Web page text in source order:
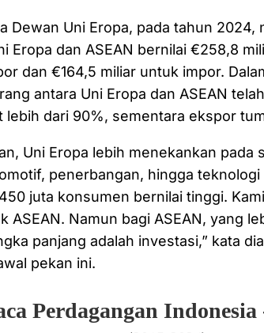
Dewan Uni Eropa, pada tahun 2024,
Eropa dan ASEAN bernilai €258,8
dan €164,5 miliar untuk impor.
antara Uni Eropa dan ASEAN
lebih dari 90%, sementara ekspor
Uni Eropa lebih menekankan
penerbangan, hingga
juta konsumen bernilai tinggi.
ASEAN. Namun bagi ASEAN, yang
panjang adalah investasi,” kata
pekan ini.